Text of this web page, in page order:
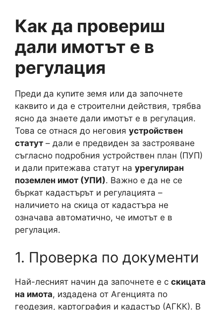
Как да провериш
дали имотът е в
регулация
Преди да купите земя или да започнете
каквито и да е строителни действия, трябва
ясно да знаете дали имотът е в регулация.
Това се отнася до неговия устройствен
статут – дали е предвиден за застрояване
съгласно подробния устройствен план (ПУП)
и дали притежава статут на урегулиран
поземлен имот (УПИ). Важно е да не се
бъркат кадастърът и регулацията –
наличието на скица от кадастъра не
означава автоматично, че имотът е в
регулация.
1. Проверка по документи
Най-лесният начин да започнете е с скицата
на имота, издадена от Агенцията по
геодезия, картография и кадастър (АГКК). В